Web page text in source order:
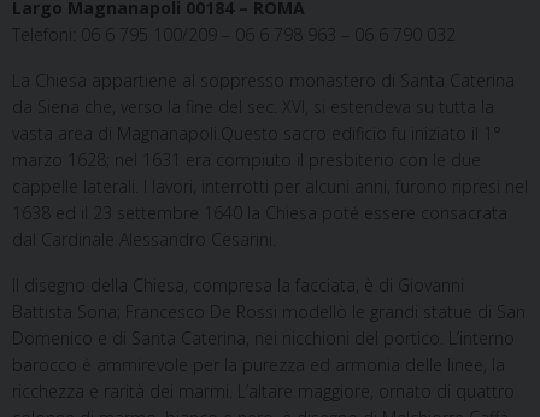
Largo Magnanapoli 00184 – ROMA
Telefoni: 06 6 795 100/209 – 06 6 798 963 – 06 6 790 032
La Chiesa appartiene al soppresso monastero di Santa Caterina
da Siena che, verso la fine del sec. XVI, si estendeva su tutta la
vasta area di Magnanapoli.Questo sacro edificio fu iniziato il 1°
marzo 1628; nel 1631 era compiuto il presbiterio con le due
cappelle laterali. I lavori, interrotti per alcuni anni, furono ripresi nel
1638 ed il 23 settembre 1640 la Chiesa poté essere consacrata
dal Cardinale Alessandro Cesarini.
Il disegno della Chiesa, compresa la facciata, è di Giovanni
Battista Soria; Francesco De Rossi modellò le grandi statue di San
Domenico e di Santa Caterina, nei nicchioni del portico. L’interno
barocco è ammirevole per la purezza ed armonia delle linee, la
ricchezza e rarità dei marmi. L’altare maggiore, ornato di quattro